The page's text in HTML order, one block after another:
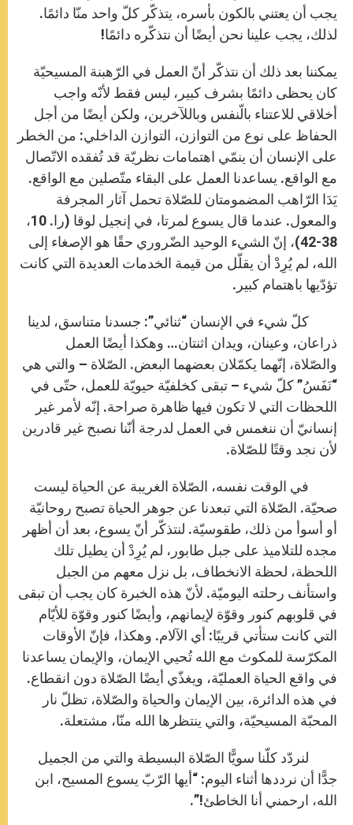
يجب أن يعتني بالكون بأسره، يتذكّر كلّ واحد منّا دائمًا.
لذلك، يجب علينا نحن أيضًا أن نتذكّره دائمًا!
يمكننا بعد ذلك أن نتذكّر أنّ العمل في الرّهبنة المسيحيّة
كان يحظى دائمًا بشرف كبير، ليس فقط لأنّه واجب
أخلاقي للاعتناء بالّنفس وباللآخرين، ولكن أيضًا من أجل
الحفاظ على نوع من التوازن، التوازن الداخلي: من الخطر
على الإنسان أن ينمّي اهتمامات نظريّة قد تُفقده الاتّصال
مع الواقع. يساعدنا العمل على البقاء متّصلين مع الواقع.
يَدَا الرّاهب المضمومتان للصّلاة تحمل آثار المجرفة
والمعول. عندما قال يسوع لمرتا، في إنجيل لوقا (را. 10،
38-42)، إنّ الشيء الوحيد الضّروري حقًا هو الإصغاء إلى
الله، لم يُرِدْ أن يقلّل من قيمة الخدمات العديدة التي كانت
تؤدّيها باهتمام كبير.
كلّ شيء في الإنسان “ثنائي”: جسدنا متناسق، لدينا
ذراعان، وعينان، ويدان اثنتان… وهكذا أيضًا العمل
والصّلاة، إنّهما يكمّلان بعضهما البعض. الصّلاة – والتي هي
“نَفَسُ” كلّ شيء – تبقى كخلفيّة حيويّة للعمل، حتّى في
اللحظات التي لا تكون فيها ظاهرة صراحة. إنّه لأمر غير
إنسانيّ أن ننغمس في العمل لدرجة أنّنا نصبح غير قادرين
لأن نجد وقتًا للصّلاة.
في الوقت نفسه، الصّلاة الغريبة عن الحياة ليست
صحيّة. الصّلاة التي تبعدنا عن جوهر الحياة تصبح روحانيّة
أو أسوأ من ذلك، طقوسيّة. لنتذكّر أنّ يسوع، بعد أن أظهر
مجده للتلاميذ على جبل طابور، لم يُرِدْ أن يطيل تلك
اللحظة، لحظة الانخطاف، بل نزل معهم من الجبل
واستأنف رحلته اليوميّة. لأنّ هذه الخبرة كان يجب أن تبقى
في قلوبهم كنور وقوّة لإيمانهم، وأيضًا كنور وقوّة للأيّام
التي كانت ستأتي قريبًا: أي الآلام. وهكذا، فإنّ الأوقات
المكرّسة للمكوث مع الله تُحيي الإيمان، والإيمان يساعدنا
في واقع الحياة العمليّة، ويغذّي أيضًا الصّلاة دون انقطاع.
في هذه الدائرة، بين الإيمان والحياة والصّلاة، تظلّ نار
المحبّة المسيحيّة، والتي ينتظرها الله منّا، مشتعلة.
لنردّد كلّنا سويًّا الصّلاة البسيطة والتي من الجميل
جدًّا أن نرددها أثناء اليوم: “أيها الرّبّ يسوع المسيح، ابن
الله، ارحمني أنا الخاطئ!”.